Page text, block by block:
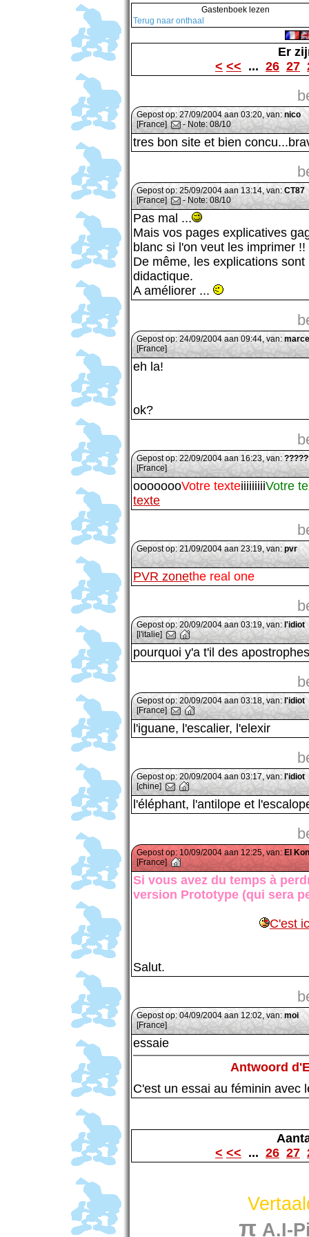
Gastenboek lezen
Terug naar onthaal
Er
< << ... 26 27
Gepost op: 27/09/2004 aan 03:20, van: nico
[France]
- Note: 08/10
tres bon site et bien
Gepost op: 25/09/2004 aan 13:14, van: CT87
[France]
- Note: 08/10
Pas mal ...
Mais vos pages explicatives
blanc si l'on veut les imprimer !!
De même, les explications
didactique.
A améliorer ...
Gepost op: 24/09/2004 aan 09:44, van:
[France]
eh la!
ok?
Gepost op: 22/09/2004 aan 16:23, van:
[France]
oooooooVotre texteiiiiiiiiiVotre
texte
Gepost op: 21/09/2004 aan 23:19, van: pvr
PVR zonethe real one
Gepost op: 20/09/2004 aan 03:19, van: l'idiot
[l'italie]
pourquoi y'a t'il des
Gepost op: 20/09/2004 aan 03:18, van: l'idiot
[France]
l'iguane, l'escalier, l'elexir
Gepost op: 20/09/2004 aan 03:17, van: l'idiot
[chine]
l'éléphant, l'antilope et
Gepost op: 10/09/2004 aan 12:25, van: El
[France]
Si vous avez du temps à
version Prototype (qui sera
C'est
Salut.
Gepost op: 04/09/2004 aan 12:02, van: moi
[France]
essaie
Antwoord
C'est un essai au féminin avec
< << ... 26 27
π A.I-